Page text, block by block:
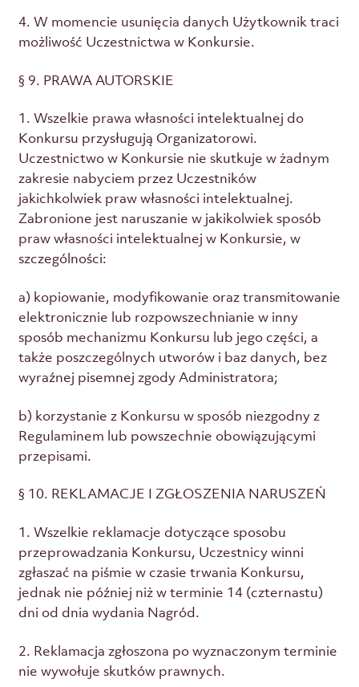
4. W momencie usunięcia danych Użytkownik traci
możliwość Uczestnictwa w Konkursie.
§ 9. PRAWA AUTORSKIE
1. Wszelkie prawa własności intelektualnej do
Konkursu przysługują Organizatorowi.
Uczestnictwo w Konkursie nie skutkuje w żadnym
zakresie nabyciem przez Uczestników
jakichkolwiek praw własności intelektualnej.
Zabronione jest naruszanie w jakikolwiek sposób
praw własności intelektualnej w Konkursie, w
szczególności:
a) kopiowanie, modyfikowanie oraz transmitowanie
elektronicznie lub rozpowszechnianie w inny
sposób mechanizmu Konkursu lub jego części, a
także poszczególnych utworów i baz danych, bez
wyraźnej pisemnej zgody Administratora;
b) korzystanie z Konkursu w sposób niezgodny z
Regulaminem lub powszechnie obowiązującymi
przepisami.
§ 10. REKLAMACJE I ZGŁOSZENIA NARUSZEŃ
1. Wszelkie reklamacje dotyczące sposobu
przeprowadzania Konkursu, Uczestnicy winni
zgłaszać na piśmie w czasie trwania Konkursu,
jednak nie później niż w terminie 14 (czternastu)
dni od dnia wydania Nagród.
2. Reklamacja zgłoszona po wyznaczonym terminie
nie wywołuje skutków prawnych.